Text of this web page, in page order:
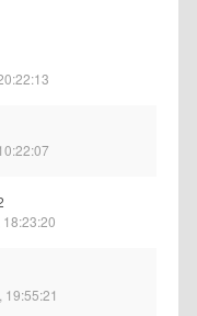
18:23:20
19:55:21